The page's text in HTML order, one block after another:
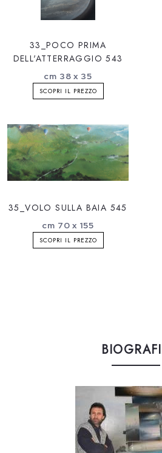
33_POCO PRIMA
DELL'ATTERRAGGIO 543
cm 38 x 35
SCOPRI IL PREZZO
35_VOLO SULLA BAIA 545
cm 70 x 155
SCOPRI IL PREZZO